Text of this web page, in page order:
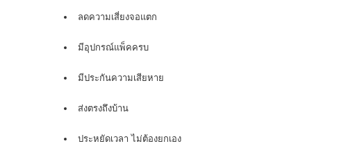
ลดความเสี่ยงจอแตก
มีอุปกรณ์แพ็คครบ
มีประกันความเสียหาย
ส่งตรงถึงบ้าน
ประหยัดเวลา ไม่ต้องยกเอง